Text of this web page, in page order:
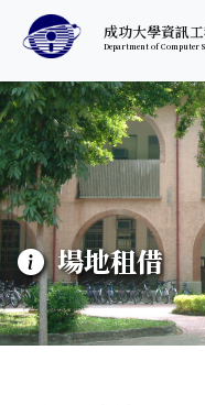
跳至中央內容區塊
成功大學資訊
Department of Computer
:::
場地租借